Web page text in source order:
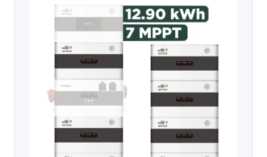
Module